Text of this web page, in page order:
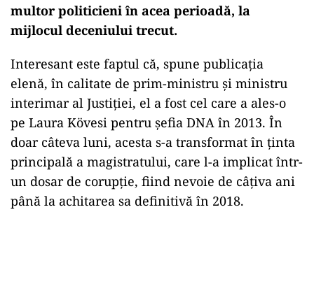
multor politicieni în acea perioadă, la
mijlocul deceniului trecut.
Interesant este faptul că, spune publicația
elenă, în calitate de prim-ministru și ministru
interimar al Justiției, el a fost cel care a ales-o
pe Laura Kövesi pentru șefia DNA în 2013. În
doar câteva luni, acesta s-a transformat în ținta
principală a magistratului, care l-a implicat într-
un dosar de corupție, fiind nevoie de câțiva ani
până la achitarea sa definitivă în 2018.